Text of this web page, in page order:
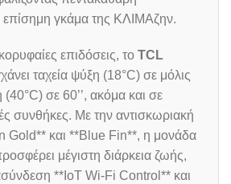
επίσημη γκάμα της ΚΛΙΜΑζην.
επιδόσεις, το TCL
ταχεία ψύξη (18°C) σε μόλις
(40°C) σε 60’’, ακόμα και σε
συνθήκες. Με την αντισκωριακή
Gold** και **Blue Fin**, η μονάδα
μέγιστη διάρκεια ζωής,
**IoT Wi-Fi Control** και